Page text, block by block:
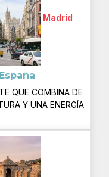
Madrid
QUE COMBINA DE
Y UNA ENERGÍA